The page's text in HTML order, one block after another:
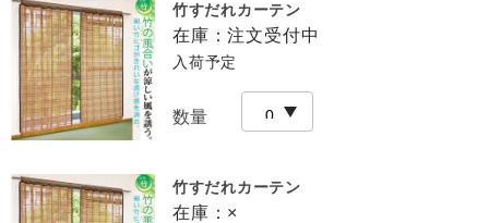
竹すだれカーテン
在庫：注文受付中
入荷予定
数量
竹すだれカーテン
在庫： ×